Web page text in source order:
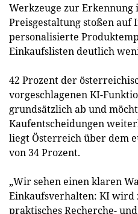
Werkzeuge zur
Preisgestaltung stoßen auf
personalisierte
Einkaufslisten deutlich
42 Prozent der
vorgeschlagenen KI-
grundsätzlich ab und
Kaufentscheidungen
liegt Österreich über dem
von 34 Prozent.
„Wir sehen einen klaren
Einkaufsverhalten: KI wird
praktisches Recherche-